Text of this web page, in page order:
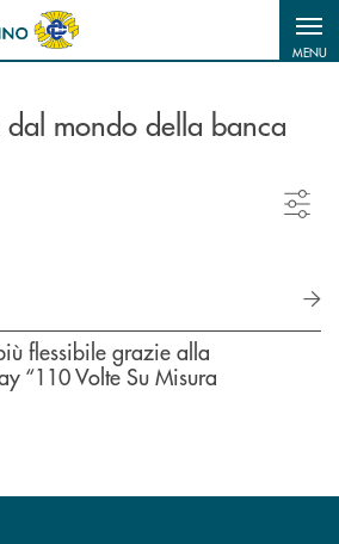
MENU
dal mondo della banca
flessibile grazie alla
“110 Volte Su Misura